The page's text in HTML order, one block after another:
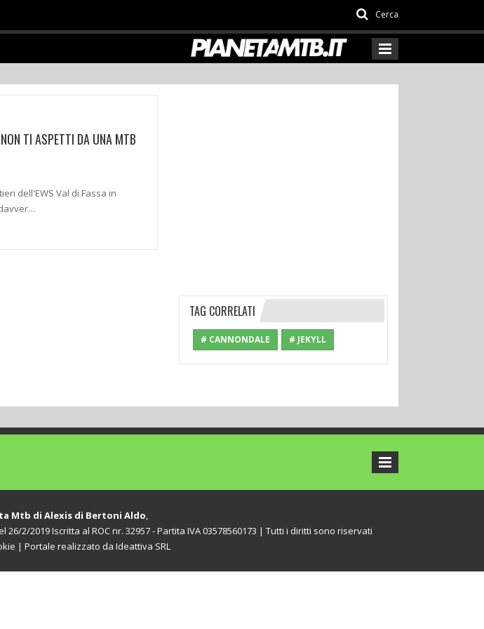
Cerca
TI ASPETTI DA UNA MTB
dell'EWS Val di Fassa in
TAG CORRELATI
# CANNONDALE # JEKYLL
Mtb di Alexis di Bertoni Aldo
2/2019 Iscritta al ROC nr. 32957 - Partita IVA 03578560173 | Tutti i diritti sono riservati
| Portale realizzato da Ideattiva SRL